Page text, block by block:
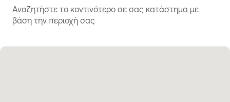
Αναζητήστε το κοντινότερο σε σας κατάστημα με
βάση την περιοχή σας